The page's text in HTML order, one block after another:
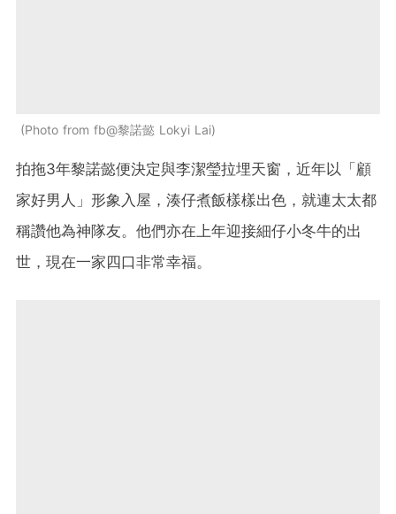
Photo from fb@黎諾懿 Lokyi Lai
拍拖3年黎諾懿便決定與李潔瑩拉埋天窗，近年以「顧
家好男人」形象入屋，湊仔煮飯樣樣出色，就連太太都
稱讚他為神隊友。他們亦在上年迎接細仔小冬牛的出
世，現在一家四口非常幸福。